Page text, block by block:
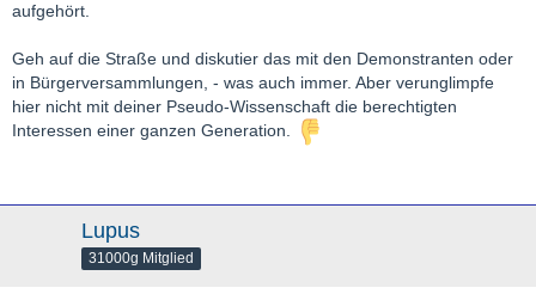
aufgehört.
Geh auf die Straße und diskutier das mit den Demonstranten oder
in Bürgerversammlungen, - was auch immer. Aber verunglimpfe
hier nicht mit deiner Pseudo-Wissenschaft die berechtigten
Interessen einer ganzen Generation.
Lupus
31000g Mitglied